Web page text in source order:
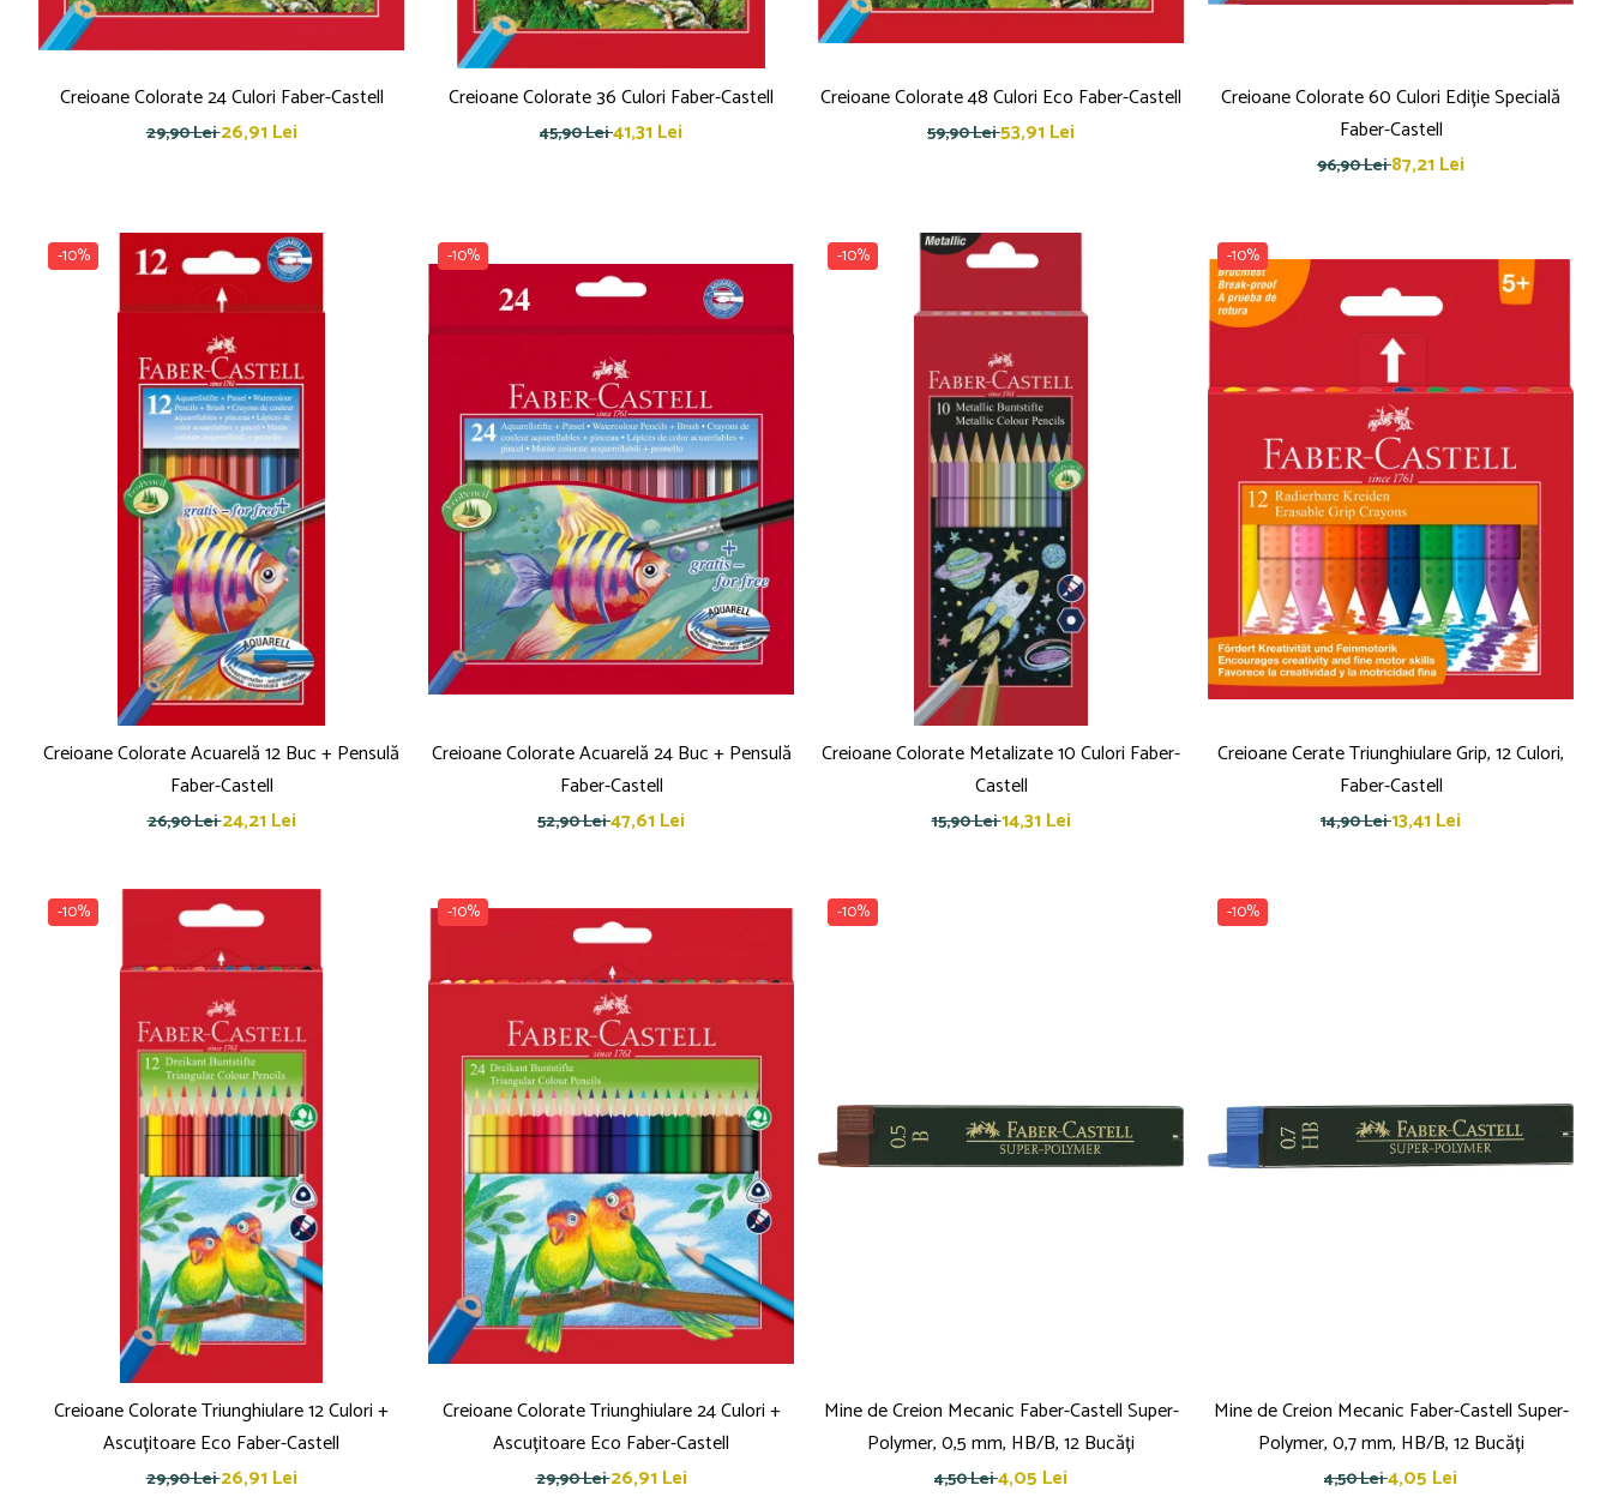
Dosare Plastic
Folii de protecție
Penare
Penare cu doua compartimente
Penare echipate
Penare neechipate
Pictură și desen
Creioane grafit și cărbune
Creioane Colorate 24 Culori Faber-Castell
29,90 Lei26,91 Lei
Creioane Colorate 36 Culori Faber-Castell
45,90 Lei41,31 Lei
Creioane Colorate 48 Culori Eco Faber-Castell
59,90 Lei53,91 Lei
Creioane Colorate 60 Culori Ediție Specială
Faber-Castell
96,90 Lei87,21 Lei
-10%
Creioane Colorate Acuarelă 12 Buc + Pensulă
Faber-Castell
26,90 Lei24,21 Lei
-10%
Creioane Colorate Acuarelă 24 Buc + Pensulă
Faber-Castell
52,90 Lei47,61 Lei
-10%
Creioane Colorate Metalizate 10 Culori Faber-
Castell
15,90 Lei14,31 Lei
-10%
Creioane Cerate Triunghiulare Grip, 12 Culori,
Faber-Castell
14,90 Lei13,41 Lei
-10%
Creioane Colorate Triunghiulare 12 Culori +
Ascuțitoare Eco Faber-Castell
29,90 Lei26,91 Lei
-10%
Creioane Colorate Triunghiulare 24 Culori +
Ascuțitoare Eco Faber-Castell
29,90 Lei26,91 Lei
-10%
Mine de Creion Mecanic Faber-Castell Super-
Polymer, 0,5 mm, HB/B, 12 Bucăți
4,50 Lei4,05 Lei
-10%
Mine de Creion Mecanic Faber-Castell Super-
Polymer, 0,7 mm, HB/B, 12 Bucăți
4,50 Lei4,05 Lei